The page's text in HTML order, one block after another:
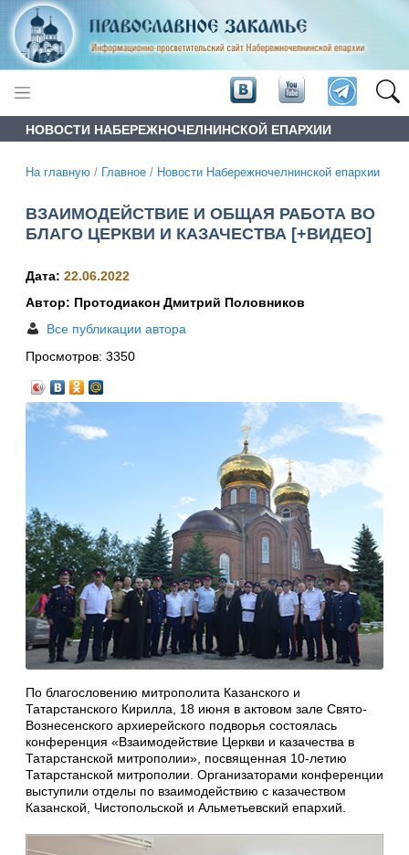
НОВОСТИ НАБЕРЕЖНОЧЕЛНИНСКОЙ ЕПАРХИИ
На главную / Главное / Новости Набережночелнинской епархии
ВЗАИМОДЕЙСТВИЕ И ОБЩАЯ РАБОТА ВО
БЛАГО ЦЕРКВИ И КАЗАЧЕСТВА [+ВИДЕО]
Дата: 22.06.2022
Автор: Протодиакон Дмитрий Половников
Все публикации автора
Просмотров: 3350
По благословению митрополита Казанского и
Татарстанского Кирилла, 18 июня в актовом зале Свято-
Вознесенского архиерейского подворья состоялась
конференция «Взаимодействие Церкви и казачества в
Татарстанской митрополии», посвященная 10-летию
Татарстанской митрополии. Организаторами конференции
выступили отделы по взаимодействию с казачеством
Казанской, Чистопольской и Альметьевский епархий.